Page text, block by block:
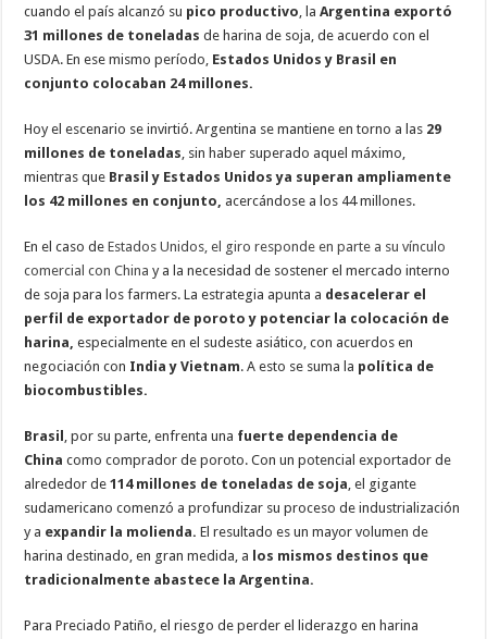
cuando el país alcanzó su pico productivo , laArgentina exportó
31 millones de toneladas de harina de soja, de acuerdo con el
USDA. En ese mismo período, Estados Unidos y Brasil en
conjunto colocaban 24 millones.
Hoy el escenario se invirtió. Argentina se mantiene en torno a las 29
millones de toneladas , sin haber superado aquel máximo,
mientras que Brasil y Estados Unidos ya superan ampliamente
los 42 millones en conjunto, acercándose a los 44 millones.
En el caso de Estados Unidos, el giro responde en parte a su vínculo
comercial con Chinay a la necesidad de sostener el mercado interno
de soja para los farmers. La estrategia apunta a desacelerar el
perfil de exportador de poroto y potenciar la colocación de
harina, especialmente en el sudeste asiático, con acuerdos en
negociación con India y Vietnam. A esto se suma la política de
biocombustibles.
Brasil , por su parte, enfrenta una fuerte dependencia de
China como comprador de poroto. Con un potencial exportador de
alrededor de114 millones de toneladas de soja , el gigante
sudamericano comenzó a profundizar su proceso de industrialización
y a expandir la molienda. El resultado es un mayor volumen de
harina destinado, en gran medida, a los mismos destinos que
tradicionalmente abastece la Argentina.
Para Preciado Patiño, el riesgo de perder el liderazgo en harina